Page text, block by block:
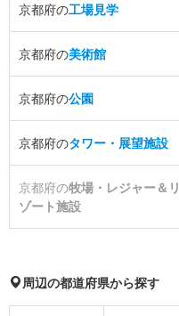
京都府の工場見学
京都府の美術館
京都府の公園
京都府のタワー・展望施設
京都府の牧場・レジャー＆リ
ゾート施設
周辺の都道府県から探す